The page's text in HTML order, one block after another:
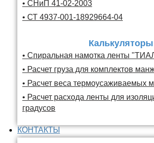
• СНиП 41-02-2003
• СТ 4937-001-18929664-04
Калькуляторы
• Спиральная намотка ленты
• Расчет груза для комплектов
• Расчет веса термоусаживаемых
• Расчет расхода ленты для
градусов
КОНТАКТЫ